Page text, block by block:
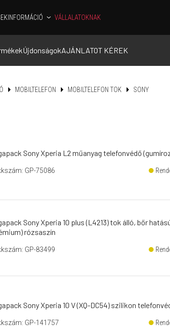
INFORMÁCIÓ VÁLLALATOKNAK
ÚjdonságokAJÁNLATOT KÉREK
MOBILTELEFON MOBILTELEFON TOK SONY
Sony Xperia L2 műanyag telefonvédő
GP-75086
Sony Xperia 10 plus (L4213) tok álló, bőr
rózsaszín
GP-83499
Sony Xperia 10 V (XQ-DC54) szilikon
GP-141757